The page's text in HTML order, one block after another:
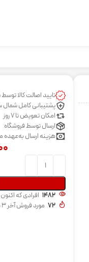
تایید اصالت کالا
پشتیبانی کامل
امکان تعویض تا 7 روز
ارسال توسط فروشگاه
هزینه ارسال به‌عهده
1482 افرادی که
72 مورد فروش آخر 3 دقیقه